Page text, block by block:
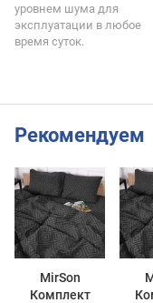
уровнем шума для
эксплуатации в любое
время суток.
Рекомендуем
MirSon
Комплект